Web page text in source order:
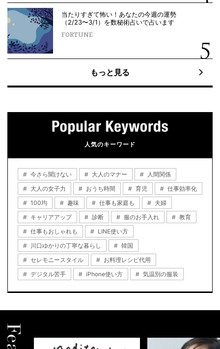
当たりすぎて怖い！あなたの今週の運勢
（2/23〜3/1）を数秘術占いで占います
FORTUNE
もっと見る
人気のキーワード
今さら聞けない 大人のマナー
人間関係
大人の女子力
おうち時間 育児
仕事効率化
100均
趣味 仕事も家庭も
夫婦
キャリアアップ
診断 服のお手入れ
教育
仕事もおしゃれも
LINE使い方
川口ゆかりの丁寧な暮らし
韓国
セレモニースタイル
お料理レシピ代用
デジタル苦手
iPhone使い方 気温別の服装